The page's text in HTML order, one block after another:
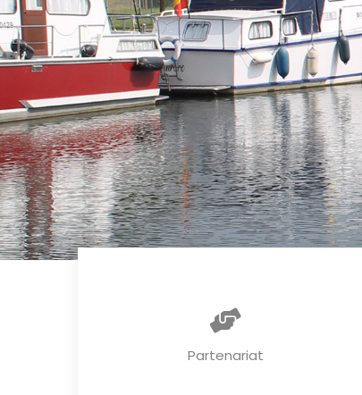
Partenariat